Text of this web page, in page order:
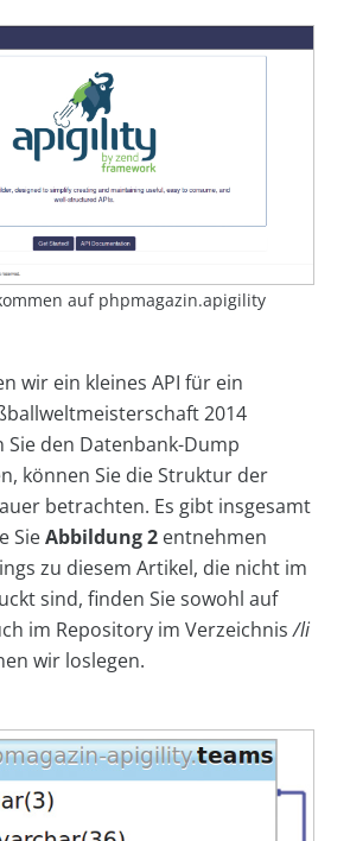
auf phpmagazin.apigility
wir ein kleines API für ein
2014
Sie den Datenbank-Dump
können Sie die Struktur der
betrachten. Es gibt insgesamt
SieAbbildung 2 entnehmen
zu diesem Artikel, die nicht im
sind, finden Sie sowohl auf
im Repository im Verzeichnis/li
wir loslegen.